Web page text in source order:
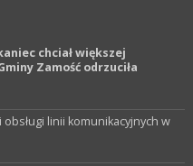
chciał większej
Zamość odrzuciła
linii komunikacyjnych w